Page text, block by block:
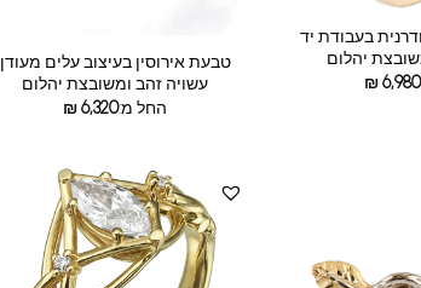
בעבודת יד
יהלום
₪6,980
טבעת אירוסין בעיצוב עלים מעודן
עשויה זהב ומשובצת יהלום
החל מ:
₪6,320